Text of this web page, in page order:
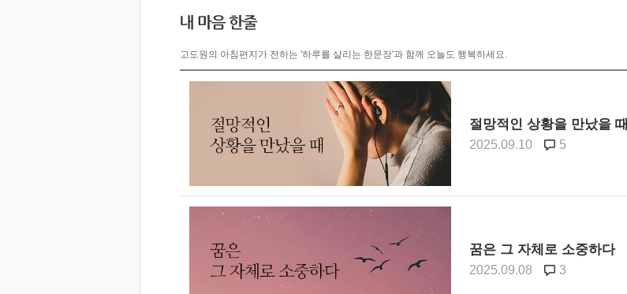
고도원의 아침편지가 전하는 '하루를 살리는 한문장'과 함께 오늘도 행복하세요.
절망적인 상황을 만났을 때
2025.09.10 5
꿈은 그 자체로 소중하다
2025.09.08 3